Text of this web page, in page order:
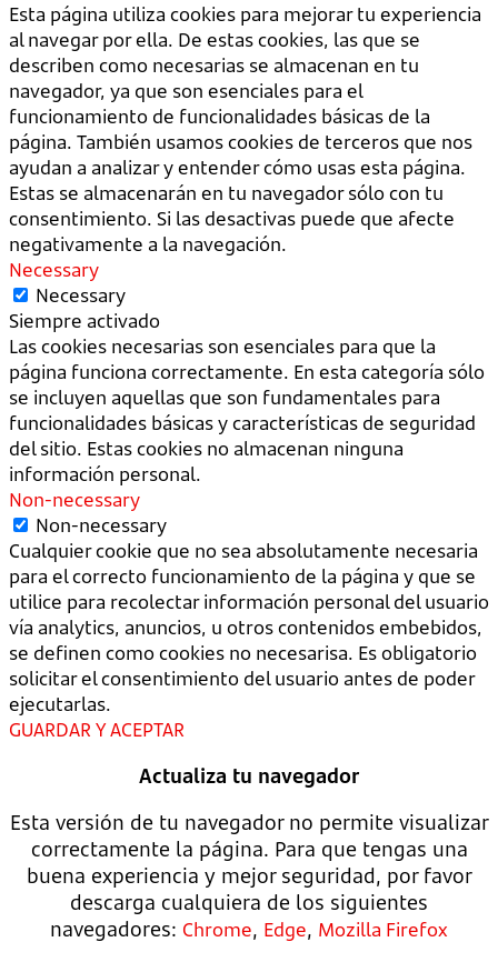
Esta página utiliza cookies para mejorar tu experiencia
al navegar por ella. De estas cookies, las que se
describen como necesarias se almacenan en tu
navegador, ya que son esenciales para el
funcionamiento de funcionalidades básicas de la
página. También usamos cookies de terceros que nos
ayudan a analizar y entender cómo usas esta página.
Estas se almacenarán en tu navegador sólo con tu
consentimiento. Si las desactivas puede que afecte
negativamente a la navegación.
Necessary
Necessary
Siempre activado
Las cookies necesarias son esenciales para que la
página funciona correctamente. En esta categoría sólo
se incluyen aquellas que son fundamentales para
funcionalidades básicas y características de seguridad
del sitio. Estas cookies no almacenan ninguna
información personal.
Non-necessary
Non-necessary
Cualquier cookie que no sea absolutamente necesaria
para el correcto funcionamiento de la página y que se
utilice para recolectar información personal del usuario
vía analytics, anuncios, u otros contenidos embebidos,
se definen como cookies no necesarisa. Es obligatorio
solicitar el consentimiento del usuario antes de poder
ejecutarlas.
GUARDAR Y ACEPTAR
Actualiza tu navegador
Esta versión de tu navegador no permite visualizar
correctamente la página. Para que tengas una
buena experiencia y mejor seguridad, por favor
descarga cualquiera de los siguientes
navegadores: Chrome, Edge, Mozilla Firefox